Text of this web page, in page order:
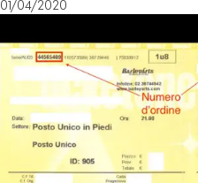
The Rhapsody Tour
01/04/2020